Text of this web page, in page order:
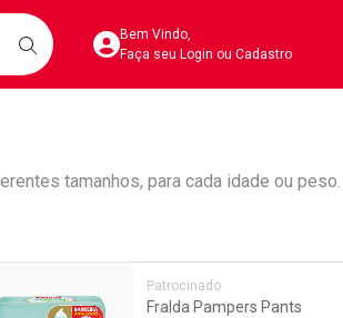
BUSCARAcesse sua
Bem Vindo,
Faça seu Login ou Cadastro
tamanhos, para cada idade ou peso.
Patrocinado
Fralda Pampers Pants